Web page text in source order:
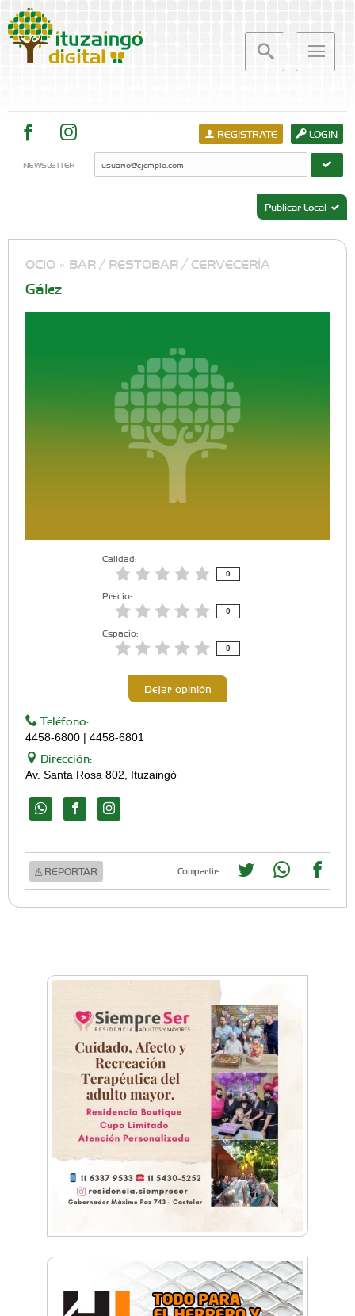
LOGIN
REGISTRATE
NEWSLETTER
Publicar Local
OCIO » BAR / RESTOBAR / CERVECERÍA
Gález
Calidad:
0
Precio:
0
Espacio:
0
Dejar opinión
Teléfono:
4458-6800 | 4458-6801
Dirección:
Av. Santa Rosa 802, Ituzaingó
REPORTAR Compartir: